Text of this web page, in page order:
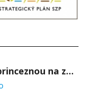
Prohlídka s princeznou na zámku Stekník